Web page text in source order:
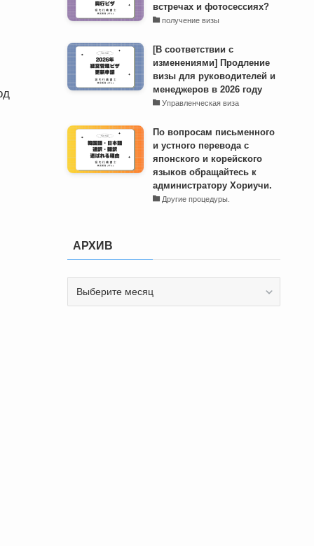
встречах и фотосессиях?
получение визы
[В соответствии с
изменениями] Продление
визы для руководителей и
менеджеров в 2026 году
Управленческая виза
По вопросам письменного
и устного перевода с
японского и корейского
языков обращайтесь к
администратору Хориучи.
Другие процедуры.
АРХИВ